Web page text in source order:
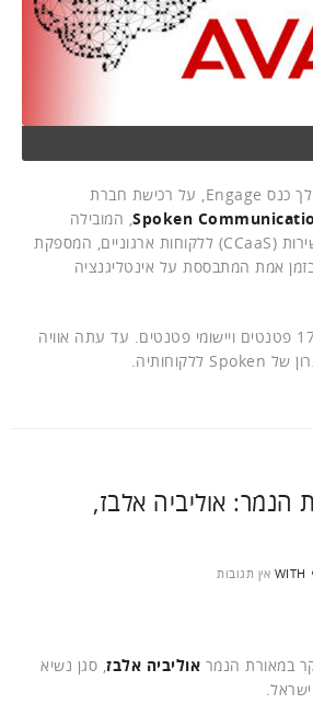
בנוסף הכריזה אוויה במהלך כנס Engage, על רכישת חברת
Spoken , המובילה
בתחום מרכזי השיחות כשירות (CCaaS) ללקוחות ארגוניים, המספקת
בזמן אמת המתבססת על אינטליגנציה
העסקה כוללת יותר מ-170 פטנטים ויישומי פטנטים. עד עתה אוויה
הנמר: אוליביה אלבז,
WITH אין תגובות
במאורת הנמר אוליביה אלבז , סגן נשיא
ישראל.